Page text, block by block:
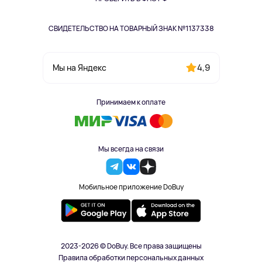
СВИДЕТЕЛЬСТВО НА ТОВАРНЫЙ ЗНАК №1137338
Мы на Яндекс 4,9
Принимаем к оплате
Мы всегда на связи
Мобильное приложение DoBuy
2023-2026 © DoBuy. Все права защищены
Правила обработки персональных данных